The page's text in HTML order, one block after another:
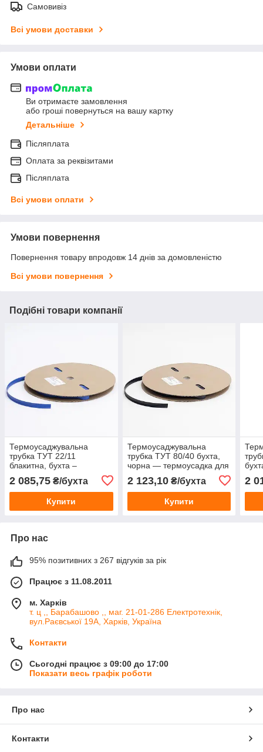
Самовивіз
Всі умови доставки
Умови оплати
Ви отримаєте замовлення
або гроші повернуться на вашу картку
Детальніше
Післяплата
Оплата за реквізитами
Післяплата
Всі умови оплати
Умови повернення
Повернення товару впродовж 14 днів за домовленістю
Всі умови повернення
Подібні товари компанії
Термоусаджувальна
трубка ТУТ 22/11
блакитна, бухта –
для кабелю та проводів
2 085,75 ₴/бухта
Купити
Термоусаджувальна
трубка ТУТ 80/40 бухта,
чорна — термоусадка для
2 123,10₴/бухта
Купити
та
2
Про нас
95% позитивних з 267 відгуків за рік
Працює з 11.08.2011
м. Харків
т. ц ,, Барабашово ,, маг. 21-01-286 Електротехнік,
вул.Раєвської 19А, Харків, Україна
Контакти
Сьогодні працює з 09:00 до 17:00
Показати весь графік роботи
Про нас
Контакти